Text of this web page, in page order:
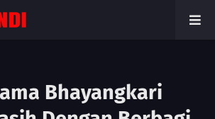
Bhayangkari